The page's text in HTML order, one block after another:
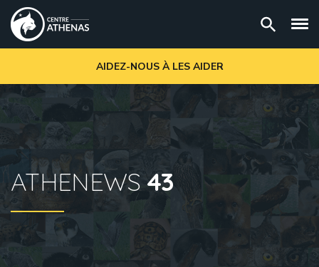
AIDEZ-NOUS À LES AIDER
ATHENEWS43